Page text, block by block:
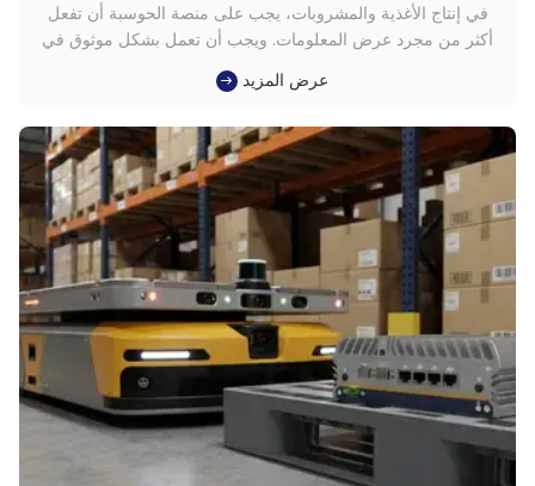
في إنتاج الأغذية والمشروبات، يجب على منصة الحوسبة أن تفعل
أكثر من مجرد عرض المعلومات. ويجب أن تعمل بشكل موثوق في
بيئات العمليات النظيفة، وأن تدعم التفاعل المتكرر، وأن تظل
مستقرة من خلال الاستخدام المستمر.أجهزة الكمبيوتر اللوحية
الإعدادات ل...
عرض المزيد